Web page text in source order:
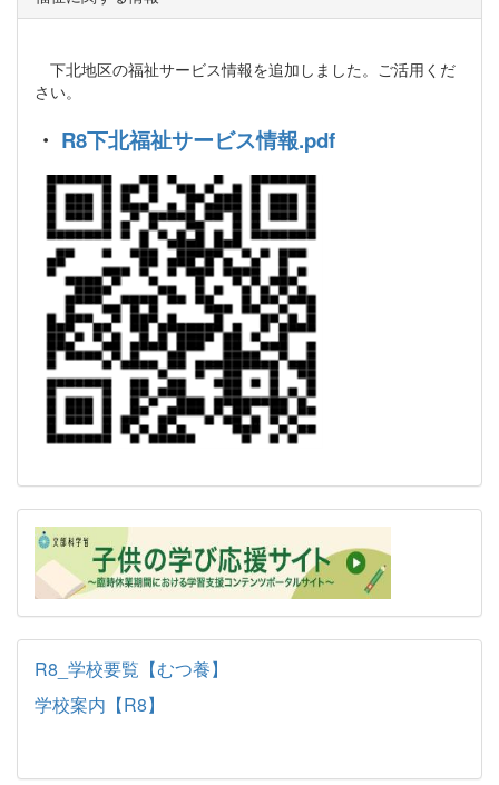
下北地区の福祉サービス情報を追加しました。ご活用くだ
さい。
・ R8下北福祉サービス情報.pdf
R8_学校要覧【むつ養】
学校案内【R8】